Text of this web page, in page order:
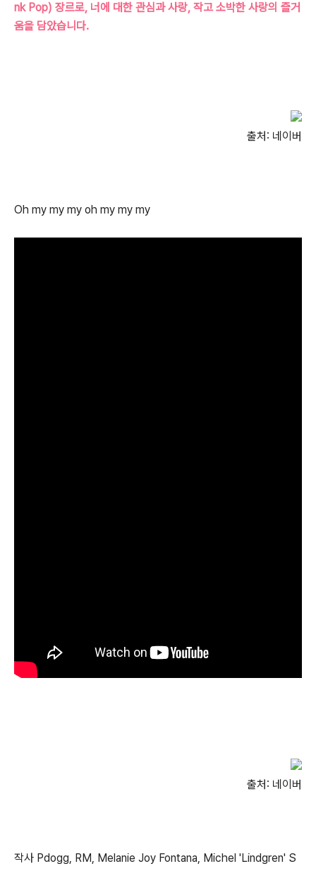
nk Pop) 장르로, 너에 대한 관심과 사랑, 작고 소박한 사랑의 즐거
움을 담았습니다.
출처: 네이버
Oh my my my oh my my my
출처: 네이버
작사 Pdogg, RM, Melanie Joy Fontana, Michel 'Lindgren' S